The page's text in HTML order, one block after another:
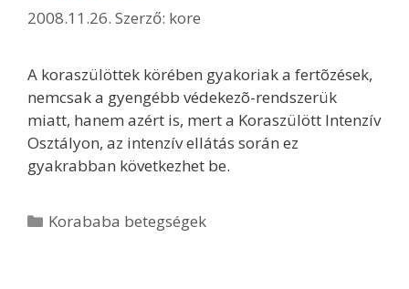
2008.11.26. Szerző: kore
A koraszülöttek körében gyakoriak a fertõzések,
nemcsak a gyengébb védekezõ-rendszerük
miatt, hanem azért is, mert a Koraszülött Intenzív
Osztályon, az intenzív ellátás során ez
gyakrabban következhet be.
Korababa betegségek